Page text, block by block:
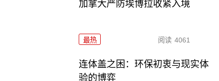
加拿大严防埃博拉收紧入境
最热 阅读 4061
连体盖之困：环保初衷与现实体
验的博弈